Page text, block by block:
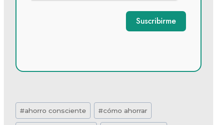
Suscribirme
Etiquetas
de
#ahorro consciente #cómo ahorrar